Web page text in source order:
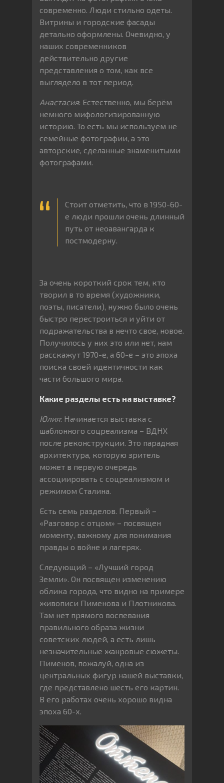
современно. Люди стильно одеты.
Витрины и городские фасады
детально оформлены. Очевидно, у
наших современников
действительно другие
представления о том, как все
выглядело в тот период.
Анастасия: Естественно, мы берём
немного мифологизированную
историю. То есть мы используем не
семейные фотографии, а это
авторские, сделанные знаменитыми
фотографами.
Стоит отметить, что в 1950-60-
е люди прошли очень длинный
путь от неоавангарда к
постмодерну.
За очень короткий срок тем, кто
творил в то время (художники,
поэты, писатели), нужно было очень
быстро перестроиться и уйти от
подражательства в нечто свое, новое.
Получилось у них это или нет, нам
расскажут 1970-е, а 60-е – это эпоха
поиска своей идентичности как
части большого мира.
Какие разделы есть на выставке?
Юлия: Начинается выставка с
шаблонного соцреализма – ВДНХ
после реконструкции. Это парадная
архитектура, которую зритель
может в первую очередь
ассоциировать с соцреализмом и
режимом Сталина.
Есть семь разделов. Первый –
«Разговор с отцом» – посвящен
моменту, важному для понимания
правды о войне и лагерях.
Следующий – «Лучший город
Земли». Он посвящен изменению
облика города, что видно на примере
живописи Пименова и Плотникова.
Там нет прямого воспевания
правильного образа жизни
советских людей, а есть лишь
незначительные жанровые сюжеты.
Пименов, пожалуй, одна из
центральных фигур нашей выставки,
где представлено шесть его картин.
В его работах очень хорошо видна
эпоха 60-х.